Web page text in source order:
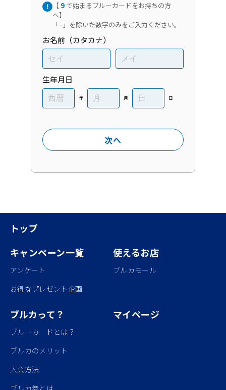
【 9 で始まるブルーカードをお持ちの方
へ】
「−」を除いた数字のみをご入力ください。
お名前（カタカナ）
生年月日
年 月 日
次へ
トップ
キャンペーン一覧
アンケート
お得なプレゼント企画
使えるお店
ブルカモール
ブルカって？
ブルーカードとは？
ブルカのメリット
入会方法
ブルカ券とは
マイページ